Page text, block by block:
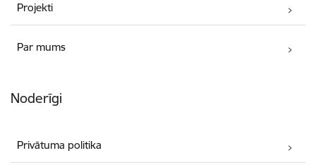
Projekti
Par mums
Noderīgi
Privātuma politika